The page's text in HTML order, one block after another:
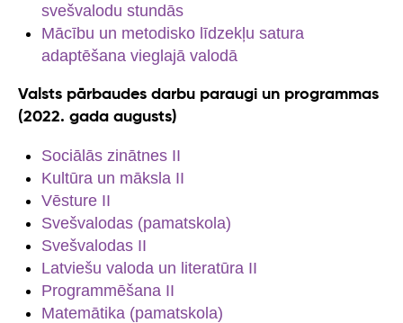
svešvalodu stundās
Mācību un metodisko līdzekļu satura
adaptēšana vieglajā valodā
Valsts pārbaudes darbu paraugi un programmas
(2022. gada augusts)
Sociālās zinātnes II
Kultūra un māksla II
Vēsture II
Svešvalodas (pamatskola)
Svešvalodas II
Latviešu valoda un literatūra II
Programmēšana II
Matemātika (pamatskola)